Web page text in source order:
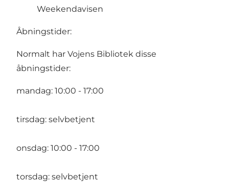
Weekendavisen
Åbningstider:
Normalt har Vojens Bibliotek disse
åbningstider:
mandag: 10:00 - 17:00
tirsdag: selvbetjent
onsdag: 10:00 - 17:00
torsdag: selvbetjent